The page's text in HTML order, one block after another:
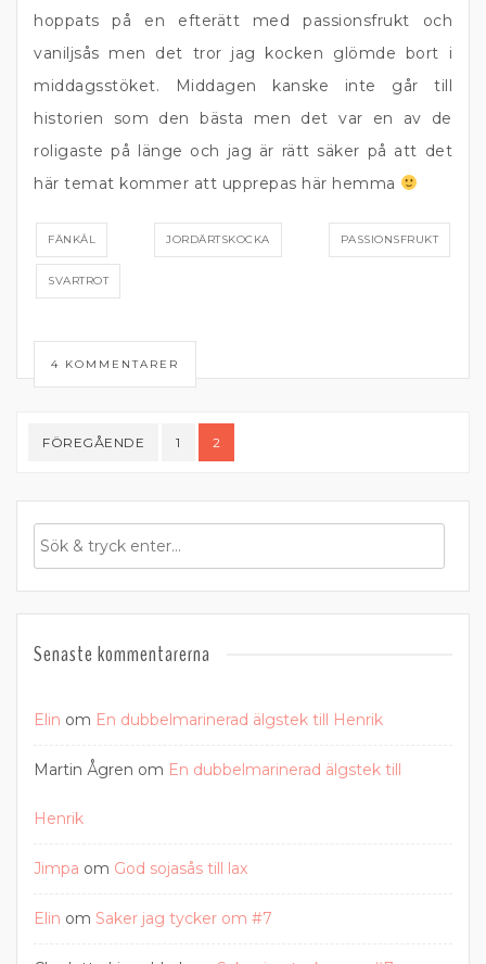
hoppats på en efterätt med passionsfrukt och
vaniljsås men det tror jag kocken glömde bort i
middagsstöket. Middagen kanske inte går till
historien som den bästa men det var en av de
roligaste på länge och jag är rätt säker på att det
här temat kommer att upprepas här hemma
FÄNKÅL JORDÄRTSKOCKA PASSIONSFRUKT
SVARTROT
4 KOMMENTARER
förFÖREGÅENDE 1 2
Senaste kommentarerna
Elin om En dubbelmarinerad älgstek till Henrik
Martin Ågren om En dubbelmarinerad älgstek till
Henrik
Jimpa om God sojasås till lax
Elin om Saker jag tycker om #7